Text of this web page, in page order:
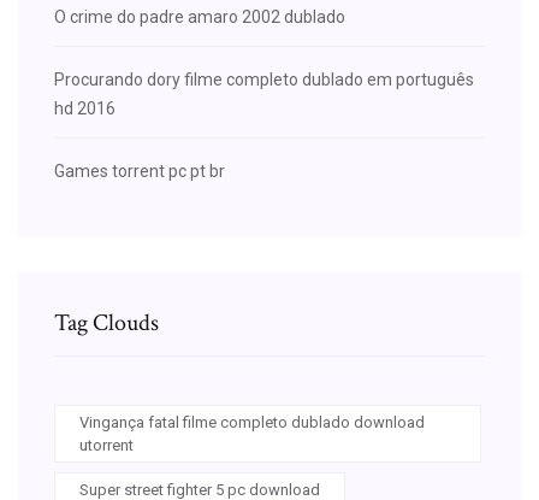
O crime do padre amaro 2002 dublado
Procurando dory filme completo dublado em português
hd 2016
Games torrent pc pt br
Tag Clouds
Vingança fatal filme completo dublado download
utorrent
Super street fighter 5 pc download